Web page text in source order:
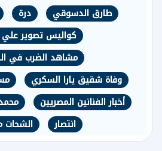
طارق الدسوقي
درة
كواليس تصوير
مشاهد الضرب في
وفاة شقيق يارا السكري
أخبار الفنانين المصريين
انتصار
الشحات